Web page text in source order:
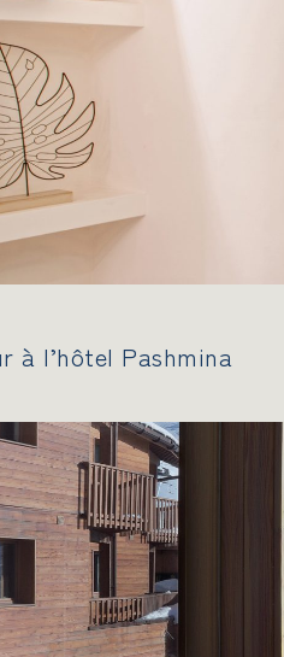
GALERIE PHOTOS
FRANÇAIS
à l’hôtel Pashmina